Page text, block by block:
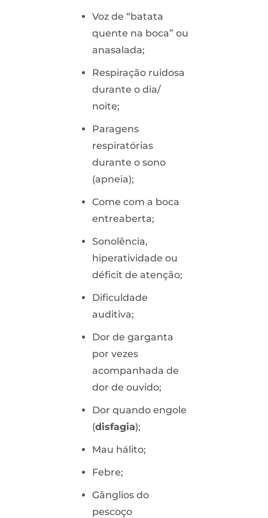
Voz de “batata
quente na boca” ou
anasalada;
Respiração ruidosa
durante o dia/
noite;
Paragens
respiratórias
durante o sono
(apneia);
Come com a boca
entreaberta;
Sonolência,
hiperatividade ou
déficit de atenção;
Dificuldade
auditiva;
Dor de garganta
por vezes
acompanhada de
dor de ouvido;
Dor quando engole
(disfagia);
Mau hálito;
Febre;
Gânglios do
pescoço